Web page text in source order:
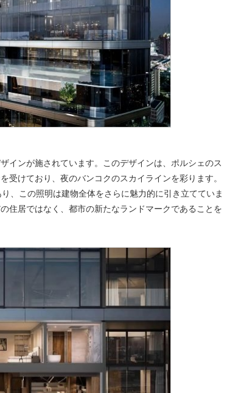
インが施されています。このデザインは、ポルシェのス
けており、夜のバンコクのスカイラインを彩ります。
、この照明は建物全体をさらに魅力的に引き立てていま
住居ではなく、都市の新たなランドマークであることを